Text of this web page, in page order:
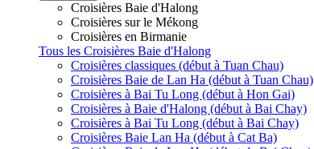
Croisières Baie d'Halong
Croisières sur le Mékong
Croisières en Birmanie
Tous les Croisières Baie d'Halong
Croisières classiques (début à Tuan Chau)
Croisières Baie de Lan Ha (début à Tuan Chau)
Croisières à Bai Tu Long (début à Hon Gai)
Croisières à Baie d'Halong (début à Bai Chay)
Croisières à Bai Tu Long (début à Bai Chay)
Croisières Baie Lan Ha (début à Cat Ba)